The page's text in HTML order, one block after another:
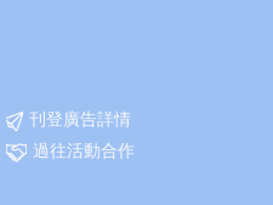
刊登廣告詳情
過往活動合作